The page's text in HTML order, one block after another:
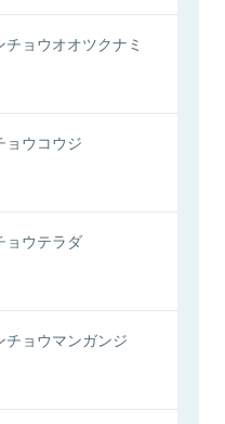
チョウオオツクナミ
ョウコウジ
ョウテラダ
チョウマンガンジ